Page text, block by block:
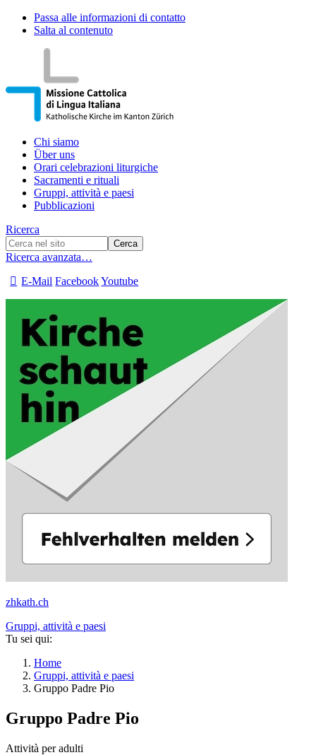
Passa alle informazioni di contatto
Salta al contenuto
Chi siamo
Über uns
Orari celebrazioni liturgiche
Sacramenti e rituali
Gruppi, attività e paesi
Pubblicazioni
Ricerca
Ricerca avanzata…
E-Mail FacebookYoutube
zhkath.ch
Gruppi, attività e paesi
Tu sei qui:
Home
Gruppi, attività e paesi
Gruppo Padre Pio
Gruppo Padre Pio
Attività per adulti